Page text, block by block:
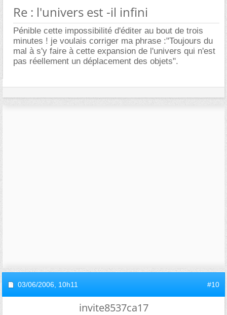
Re : l'univers est -il infini
Pénible cette impossibilité d'éditer au bout de trois
minutes ! je voulais corriger ma phrase :"Toujours du
mal à s'y faire à cette expansion de l'univers qui n'est
pas réellement un déplacement des objets".
03/06/2006, 10h11 #10
invite8537ca17